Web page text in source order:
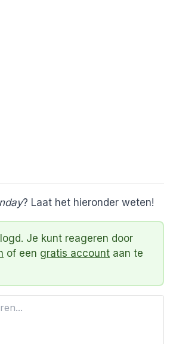
? Laat het hieronder weten!
Je kunt reageren door
of een gratis account aan te